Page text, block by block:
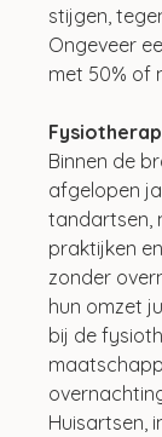
stijgen,
Ongeveer
met 50% of
Binnen de
afgelopen
tandartsen,
praktijken
zonder
hun omzet
bij de
Huisartsen,